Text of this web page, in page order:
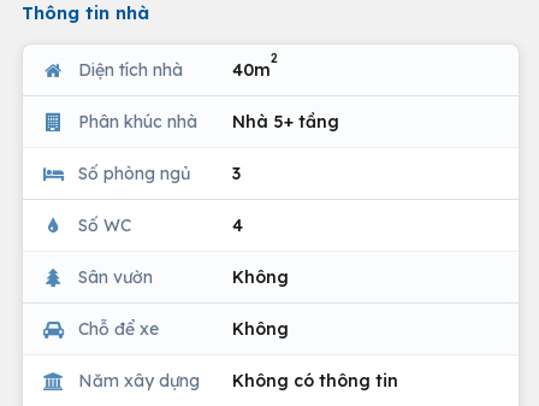
Thông tin nhà
Diện tích nhà 40m
2
Phân khúc nhà Nhà 5+ tầng
Số phòng ngủ 3
Số WC 4
Sân vườn Không
Chỗ để xe Không
Năm xây dựng Không có thông tin